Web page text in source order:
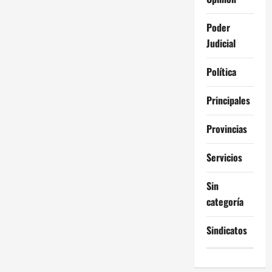
Poder
Judicial
Política
Principales
Provincias
Servicios
Sin
categoría
Sindicatos